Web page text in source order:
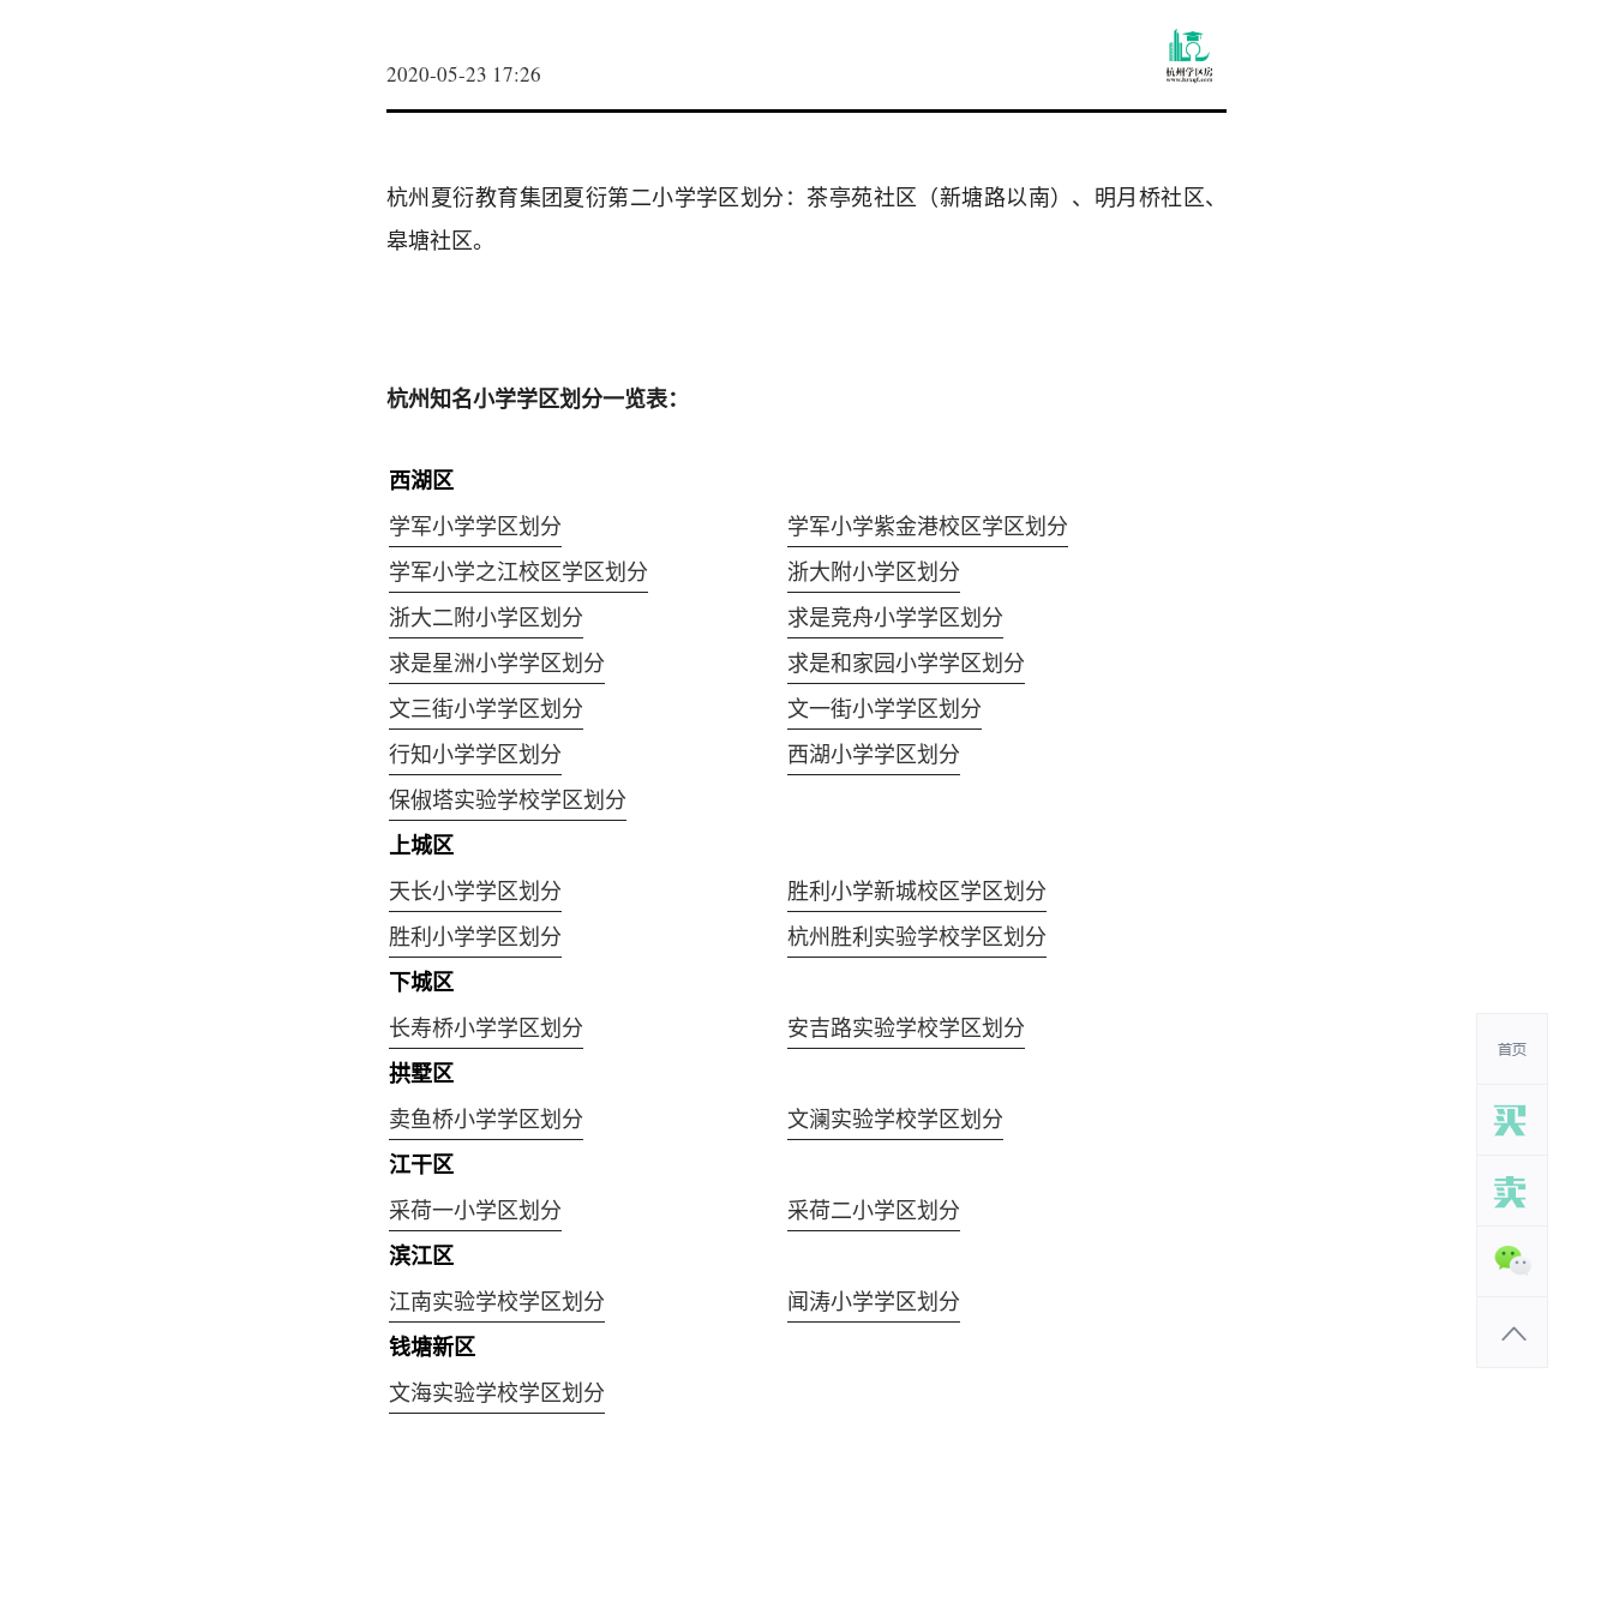
2020-05-23 17:26
杭州夏衍教育集团夏衍第二小学学区划分：茶亭苑社区（新塘路以南）、明月桥社区、
皋塘社区。
杭州知名小学学区划分一览表：
西湖区
学军小学学区划分
学军小学紫金港校区学区划分
学军小学之江校区学区划分
浙大附小学区划分
浙大二附小学区划分
求是竞舟小学学区划分
求是星洲小学学区划分
求是和家园小学学区划分
文三街小学学区划分
文一街小学学区划分
行知小学学区划分
西湖小学学区划分
保俶塔实验学校学区划分
上城区
天长小学学区划分
胜利小学新城校区学区划分
胜利小学学区划分
杭州胜利实验学校学区划分
下城区
长寿桥小学学区划分 安吉路实验学校学区划分
拱墅区
卖鱼桥小学学区划分 文澜实验学校学区划分
江干区
采荷一小学区划分 采荷二小学区划分
滨江区
江南实验学校学区划分 闻涛小学学区划分
钱塘新区
文海实验学校学区划分